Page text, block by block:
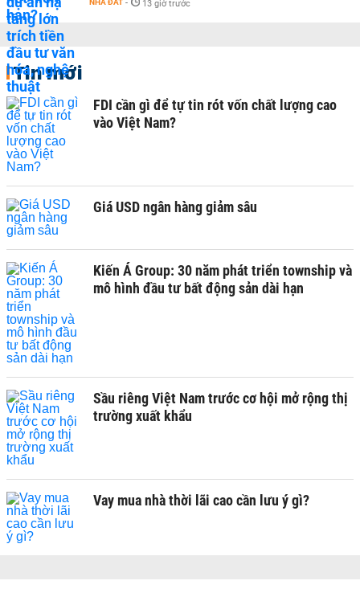
NHÀ ĐẤT - 13 giờ trước
Tin mới
FDI cần gì để tự tin rót vốn chất lượng cao
vào Việt Nam?
Giá USD ngân hàng giảm sâu
Kiến Á Group: 30 năm phát triển township và
mô hình đầu tư bất động sản dài hạn
Sầu riêng Việt Nam trước cơ hội mở rộng thị
trường xuất khẩu
Vay mua nhà thời lãi cao cần lưu ý gì?